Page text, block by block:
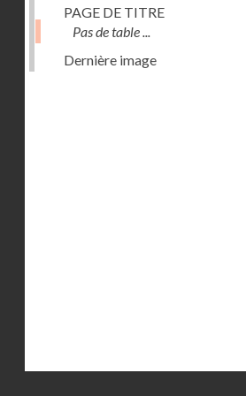
PAGE DE TITRE
Pas de table ...
Dernière image